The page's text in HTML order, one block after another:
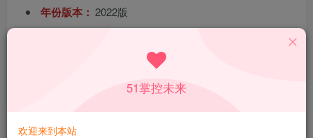
年份版本： 2022版
初一至初三
文件类型：
51掌控未来
欢迎来到本站